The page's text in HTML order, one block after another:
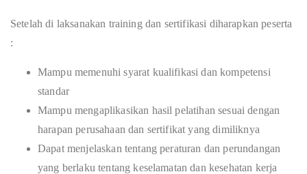
Setelah di laksanakan training dan sertifikasi diharapkan peserta
:
Mampu memenuhi syarat kualifikasi dan kompetensi
standar
Mampu mengaplikasikan hasil pelatihan sesuai dengan
harapan perusahaan dan sertifikat yang dimiliknya
Dapat menjelaskan tentang peraturan dan perundangan
yang berlaku tentang keselamatan dan kesehatan kerja